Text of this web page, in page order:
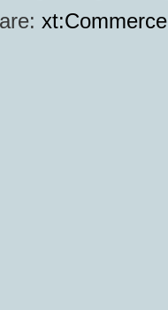
xt:Commerce